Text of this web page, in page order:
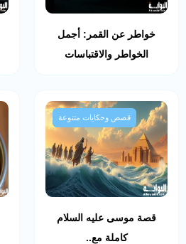
خواطر عن القمر: أجمل
الخواطر والاقتباسات
قصص وحكايات متنوعة
قصة موسى عليه السلام
كاملة مع..